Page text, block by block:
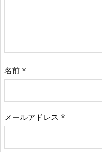
名前*
メールアドレス *